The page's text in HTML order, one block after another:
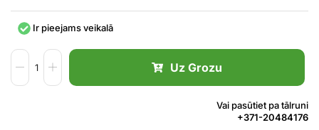
Ir pieejams veikalā
Uz Grozu
Vai pasūtiet pa tālruni
+371-20484176